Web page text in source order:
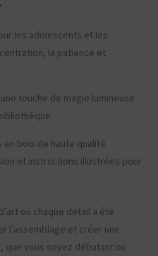
les adolescents et les
la patience et
touche de magie lumineuse
en bois de haute qualité
et instructions illustrées pour
où chaque détail a été
l’assemblage et créer une
que vous soyez débutant ou